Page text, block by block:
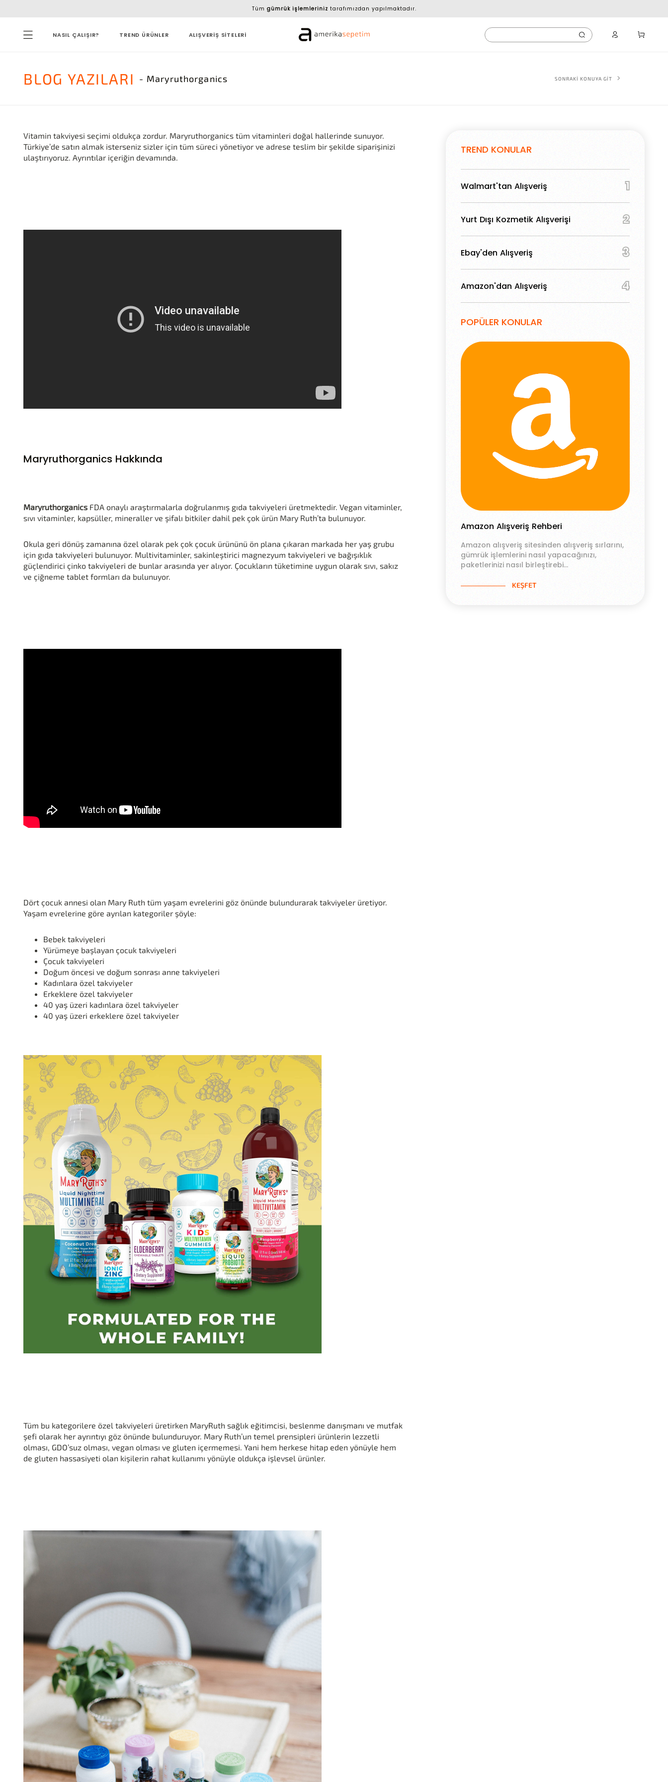
Tüm gümrük işlemleriniz tarafımızdan yapılmaktadır.
NASIL ÇALIŞIR? TREND ÜRÜNLER ALIŞVERİŞ SİTELERİ
BLOG YAZILARI - Maryruthorganics SONRAKİ KONUYA GİT
Vitamin takviyesi seçimi oldukça zordur. Maryruthorganics tüm vitaminleri doğal hallerinde sunuyor.
Türkiye’de satın almak isterseniz sizler için tüm süreci yönetiyor ve adrese teslim bir şekilde siparişinizi
ulaştırıyoruz. Ayrıntılar içeriğin devamında.
Maryruthorganics Hakkında
Maryruthorganics FDA onaylı araştırmalarla doğrulanmış gıda takviyeleri üretmektedir. Vegan vitaminler,
sıvı vitaminler, kapsüller, mineraller ve şifalı bitkiler dahil pek çok ürün Mary Ruth’ta bulunuyor.
Okula geri dönüş zamanına özel olarak pek çok çocuk ürününü ön plana çıkaran markada her yaş grubu
için gıda takviyeleri bulunuyor. Multivitaminler, sakinleştirici magnezyum takviyeleri ve bağışıklık
güçlendirici çinko takviyeleri de bunlar arasında yer alıyor. Çocukların tüketimine uygun olarak sıvı, sakız
ve çiğneme tablet formları da bulunuyor.
Dört çocuk annesi olan Mary Ruth tüm yaşam evrelerini göz önünde bulundurarak takviyeler üretiyor.
Yaşam evrelerine göre ayrılan kategoriler şöyle:
Bebek takviyeleri
Yürümeye başlayan çocuk takviyeleri
Çocuk takviyeleri
Doğum öncesi ve doğum sonrası anne takviyeleri
Kadınlara özel takviyeler
Erkeklere özel takviyeler
40 yaş üzeri kadınlara özel takviyeler
40 yaş üzeri erkeklere özel takviyeler
Tüm bu kategorilere özel takviyeleri üretirken MaryRuth sağlık eğitimcisi, beslenme danışmanı ve mutfak
şefi olarak her ayrıntıyı göz önünde bulunduruyor. Mary Ruth’un temel prensipleri ürünlerin lezzetli
olması, GDO’suz olması, vegan olması ve gluten içermemesi. Yani hem herkese hitap eden yönüyle hem
de gluten hassasiyeti olan kişilerin rahat kullanımı yönüyle oldukça işlevsel ürünler.
TREND KONULAR
Walmart'tan Alışveriş 1
Yurt Dışı Kozmetik Alışverişi 2
Ebay'den Alışveriş 3
Amazon'dan Alışveriş 4
POPÜLER KONULAR
Amazon Alışveriş Rehberi
Amazon alışveriş sitesinden alışveriş sırlarını,
gümrük işlemlerini nasıl yapacağınızı,
paketlerinizi nasıl birleştirebi...
KEŞFET